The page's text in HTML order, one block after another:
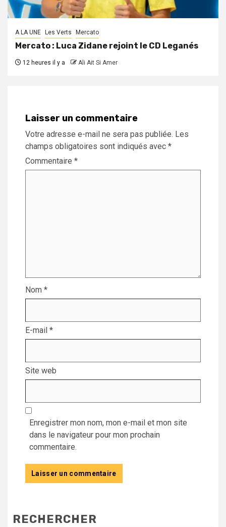
A LA UNE Les Verts Mercato
Mercato : Luca Zidane rejoint le CD Leganés
12 heures il y a Ali Ait Si Amer
Laisser un commentaire
Votre adresse e-mail ne sera pas publiée. Les
champs obligatoires sont indiqués avec *
Commentaire *
Nom *
E-mail *
Site web
Enregistrer mon nom, mon e-mail et mon site
dans le navigateur pour mon prochain
commentaire.
RECHERCHER